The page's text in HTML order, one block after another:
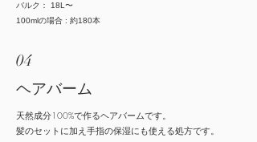
バルク： 18L〜
100mlの場合 : 約180本
04
ヘアバーム
天然成分100%で作るヘアバームです。
​髪のセットに加え手指の保湿にも使える処方です。